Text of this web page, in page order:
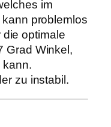
im
problemlos
optimale
Grad Winkel,
kann.
zu instabil.